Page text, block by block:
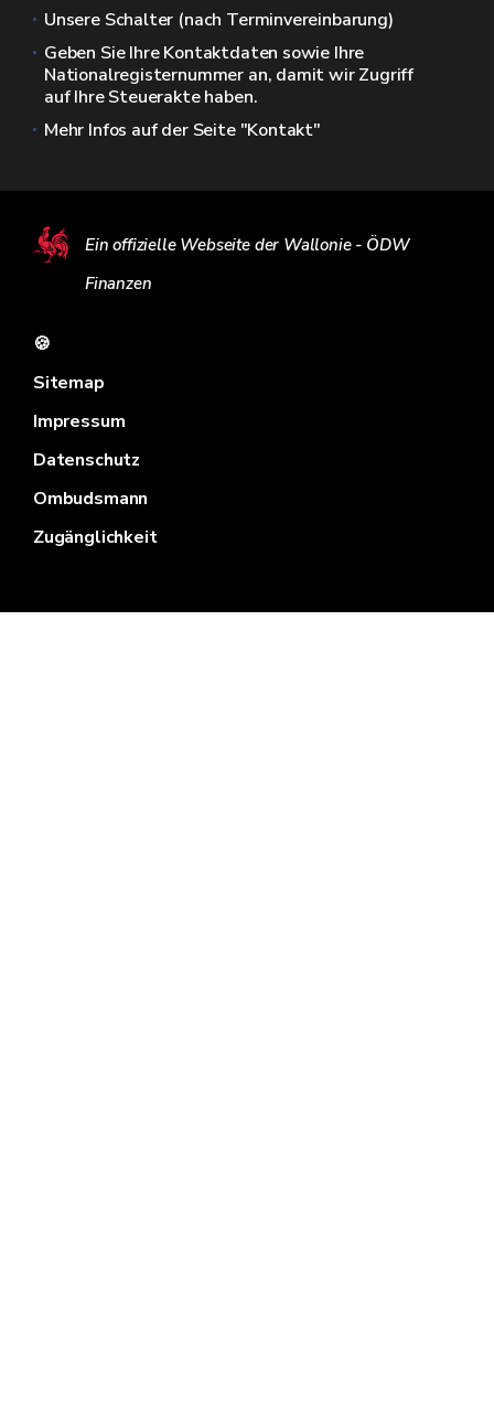
Unsere Schalter (nach Terminvereinbarung)
Geben Sie Ihre Kontaktdaten sowie Ihre
Nationalregisternummer an, damit wir Zugriff
auf Ihre Steuerakte haben.
Mehr Infos auf der Seite "Kontakt"
Ein offizielle Webseite der Wallonie - ÖDW
Finanzen
🍪
Sitemap
Impressum
Datenschutz
Ombudsmann
Zugänglichkeit